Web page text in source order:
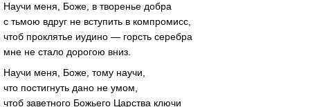
Научи меня, Боже, в творенье добра
с тьмою вдруг не вступить в компромисс,
чтоб проклятье иудино — горсть серебра
мне не стало дорогою вниз.
Научи меня, Боже, тому научи,
что постигнуть дано не умом,
чтоб заветного Божьего Царства ключи